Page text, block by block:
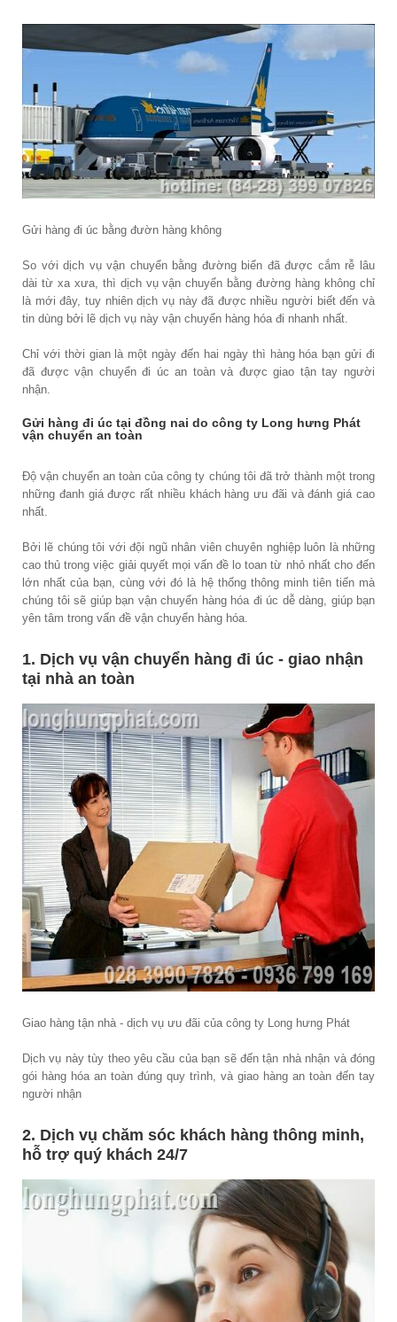
Gửi hàng đi úc bằng đườn hàng không
So với dịch vụ vận chuyển bằng đường biển đã được cắm rễ lâu
dài từ xa xưa, thì dịch vụ vận chuyển bằng đường hàng không chỉ
là mới đây, tuy nhiên dịch vụ này đã được nhiều người biết đến và
tin dùng bởi lẽ dịch vụ này vận chuyển hàng hóa đi nhanh nhất.
Chỉ với thời gian là một ngày đến hai ngày thì hàng hóa bạn gửi đi
đã được vận chuyển đi úc an toàn và được giao tận tay người
nhận.
Gửi hàng đi úc tại đồng nai do công ty Long hưng Phát
vận chuyển an toàn
Độ vận chuyển an toàn của công ty chúng tôi đã trở thành một trong
những đanh giá được rất nhiều khách hàng ưu đãi và đánh giá cao
nhất.
Bởi lẽ chúng tôi với đội ngũ nhân viên chuyên nghiệp luôn là những
cao thủ trong việc giải quyết mọi vấn đề lo toan từ nhỏ nhất cho đến
lớn nhất của bạn, cùng với đó là hệ thống thông minh tiên tiến mà
chúng tôi sẽ giúp bạn vận chuyển hàng hóa đi úc dễ dàng, giúp bạn
yên tâm trong vấn đề vận chuyển hàng hóa.
1. Dịch vụ vận chuyển hàng đi úc - giao nhận
tại nhà an toàn
Giao hàng tận nhà - dịch vụ ưu đãi của công ty Long hưng Phát
Dịch vụ này tùy theo yêu cầu của bạn sẽ đến tận nhà nhận và đóng
gói hàng hóa an toàn đúng quy trình, và giao hàng an toàn đến tay
người nhận
2. Dịch vụ chăm sóc khách hàng thông minh,
hỗ trợ quý khách 24/7